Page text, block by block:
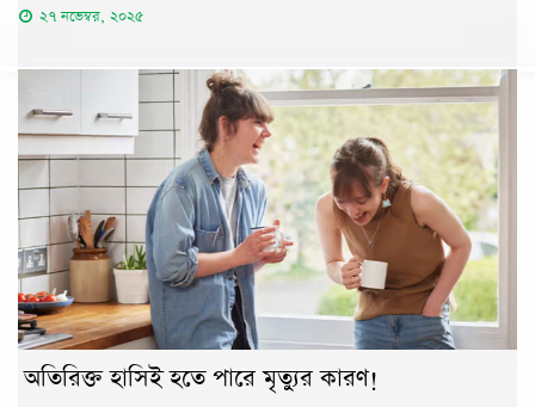
২৭ নভেম্বর, ২০২৫
অতিরিক্ত হাসিই হতে পারে মৃত্যুর কারণ!